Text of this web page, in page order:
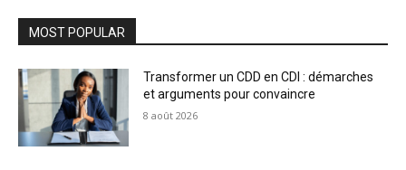
MOST POPULAR
Transformer un CDD en CDI : démarches
et arguments pour convaincre
8 août 2026